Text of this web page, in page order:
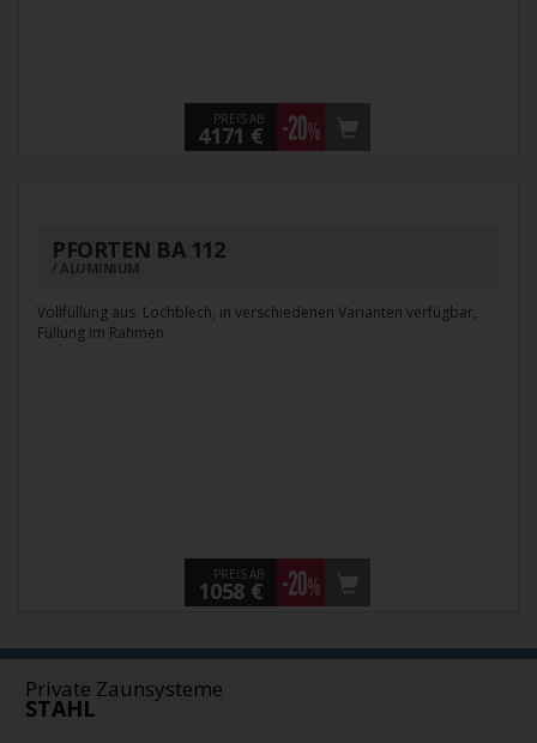
PREIS AB
4171 €
PFORTEN BA 112
ALUMINIUM
Vollfüllung aus Lochblech, in verschiedenen Varianten verfügbar,
Füllung im Rahmen
PREIS AB
1058 €
Private Zaunsysteme
STAHL